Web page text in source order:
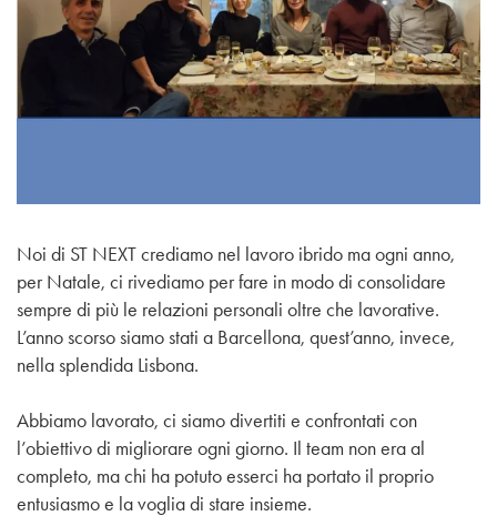
Noi di ST NEXT crediamo nel lavoro ibrido ma ogni anno,
per Natale, ci rivediamo per fare in modo di consolidare
sempre di più le relazioni personali oltre che lavorative.
L’anno scorso siamo stati a Barcellona, quest’anno, invece,
nella splendida Lisbona.
Abbiamo lavorato, ci siamo divertiti e confrontati con
l’obiettivo di migliorare ogni giorno. Il team non era al
completo, ma chi ha potuto esserci ha portato il proprio
entusiasmo e la voglia di stare insieme.